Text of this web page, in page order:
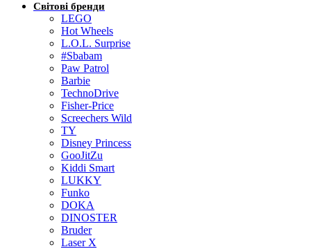
Світові бренди
LEGO
Hot Wheels
L.O.L. Surprise
#Sbabam
Paw Patrol
Barbie
TechnoDrive
Fisher-Price
Screechers Wild
TY
Disney Princess
GooJitZu
Kiddi Smart
LUKKY
Funko
DOKA
DINOSTER
Bruder
Laser X